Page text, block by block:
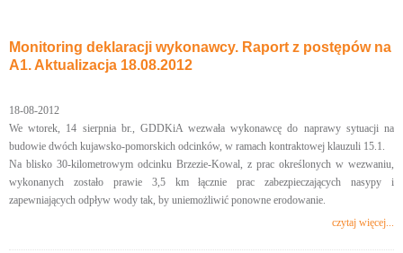
Monitoring deklaracji wykonawcy. Raport z postępów na
A1. Aktualizacja 18.08.2012
18-08-2012
We wtorek, 14 sierpnia br., GDDKiA wezwała wykonawcę do naprawy sytuacji na
budowie dwóch kujawsko-pomorskich odcinków, w ramach kontraktowej klauzuli 15.1.
Na blisko 30-kilometrowym odcinku Brzezie-Kowal, z prac określonych w wezwaniu,
wykonanych zostało prawie 3,5 km łącznie prac zabezpieczających nasypy i
zapewniających odpływ wody tak, by uniemożliwić ponowne erodowanie.
czytaj więcej...